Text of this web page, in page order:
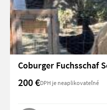
Coburger Fuchsschaf
200 €DPH je neaplikovateľné